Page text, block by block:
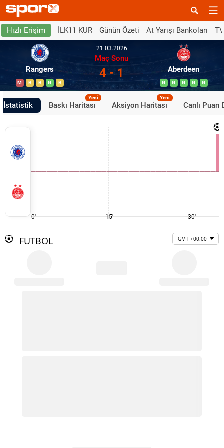
Hızlı Erişim İLK11 KUR Günün Özeti At Yarışı Bankoları
Rangers
M B B G B
21.03.2026
Maç Sonu
4 - 1 Aberdeen
G G G G G
İstatistik Baskı Haritası
Yeni
Aksiyon Haritası
Yeni
Canlı Puan
0' 15' 30'
FUTBOL GMT +00:00